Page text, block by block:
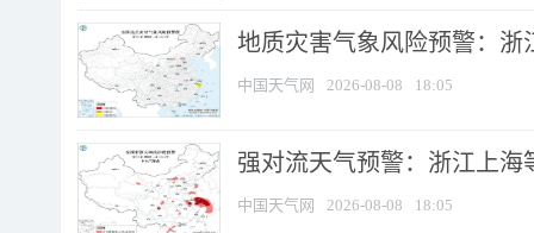
地质灾害气象风险预警：
中国天气网 2026-08-08 18:05
强对流天气预警：浙江上海
中国天气网 2026-08-08 18:05